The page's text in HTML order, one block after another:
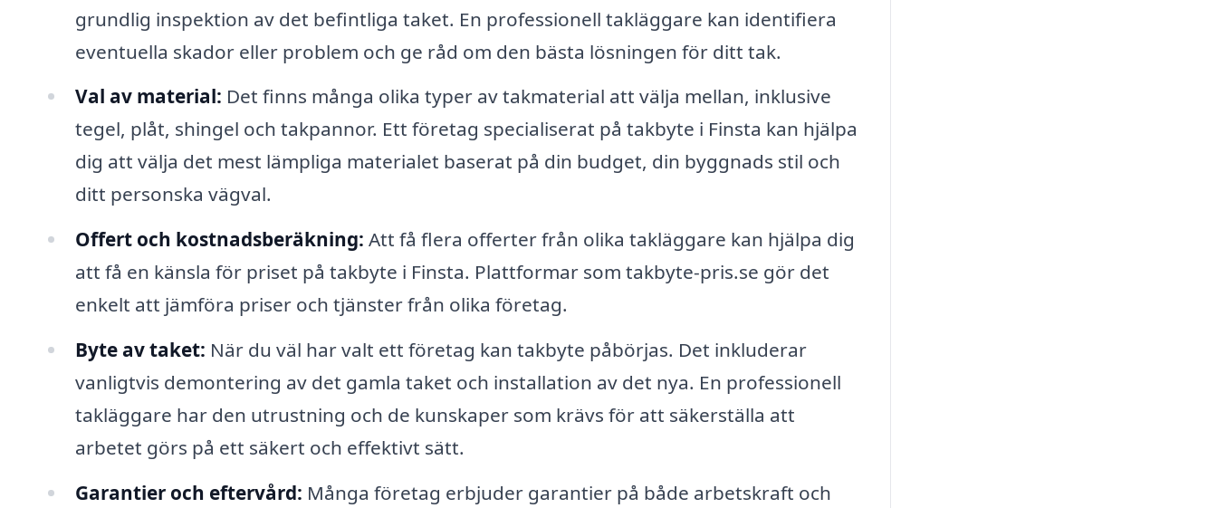
grundlig inspektion av det befintliga taket. En professionell takläggare kan identifiera
eventuella skador eller problem och ge råd om den bästa lösningen för ditt tak.
Val av material: Det finns många olika typer av takmaterial att välja mellan, inklusive
tegel, plåt, shingel och takpannor. Ett företag specialiserat på takbyte i Finsta kan hjälpa
dig att välja det mest lämpliga materialet baserat på din budget, din byggnads stil och
ditt personska vägval.
Offert och kostnadsberäkning: Att få flera offerter från olika takläggare kan hjälpa dig
att få en känsla för priset på takbyte i Finsta. Plattformar som takbyte-pris.se gör det
enkelt att jämföra priser och tjänster från olika företag.
Byte av taket: När du väl har valt ett företag kan takbyte påbörjas. Det inkluderar
vanligtvis demontering av det gamla taket och installation av det nya. En professionell
takläggare har den utrustning och de kunskaper som krävs för att säkerställa att
arbetet görs på ett säkert och effektivt sätt.
Garantier och eftervård: Många företag erbjuder garantier på både arbetskraft och